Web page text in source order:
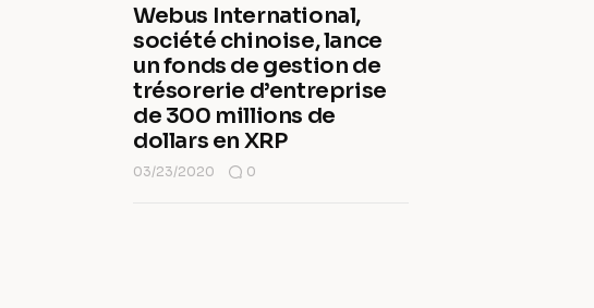
Webus International,
société chinoise, lance
un fonds de gestion de
trésorerie d’entreprise
de 300 millions de
dollars en XRP
03/23/2020 0